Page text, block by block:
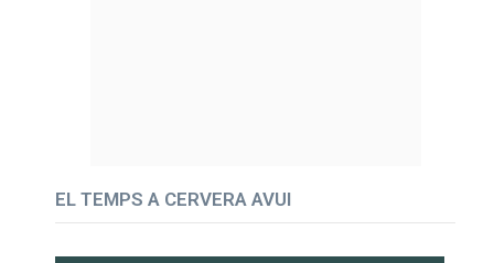
EL TEMPS A CERVERA AVUI